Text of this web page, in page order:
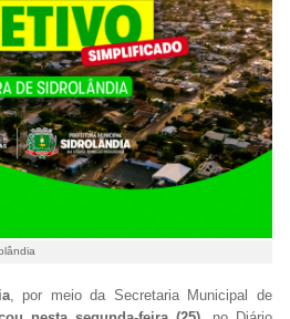
, por meio da Secretaria Municipal de